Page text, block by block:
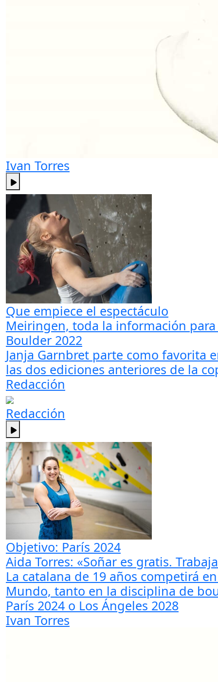
Ivan Torres
Que empiece el espectáculo
Meiringen, toda la información
Boulder 2022
Janja Garnbret parte como favorita
las dos ediciones anteriores de la
Redacción
Redacción
Objetivo: París 2024
Aida Torres: «Soñar es gratis.
La catalana de 19 años competirá
Mundo, tanto en la disciplina de
París 2024 o Los Ángeles 2028
Ivan Torres